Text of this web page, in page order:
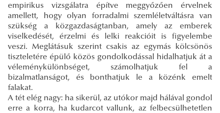
empirikus vizsgálatra építve meggyőzően érvelnek
amellett, hogy olyan forradalmi szemléletváltásra van
szükség a közgazdaságtanban, amely az emberek
viselkedését, érzelmi és lelki reakcióit is figyelembe
veszi. Meglátásuk szerint csakis az egymás kölcsönös
tiszteletére épülő közös gondolkodással hidalhatjuk át a
véleménykülönbséget, számolhatjuk fel a
bizalmatlanságot, és bonthatjuk le a közénk emelt
falakat.
A tét elég nagy: ha sikerül, az utókor majd hálával gondol
erre a korra, ha kudarcot vallunk, az felbecsülhetetlen